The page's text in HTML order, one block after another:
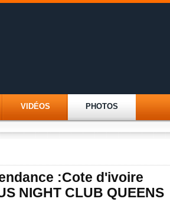
VIDÉOS PHOTOS
:Cote d'ivoire
NIGHT CLUB QUEENS